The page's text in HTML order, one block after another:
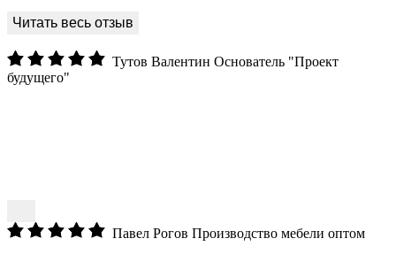
Тутов Валентин Основатель "Проект
будущего"
Павел Рогов Производство мебели оптом